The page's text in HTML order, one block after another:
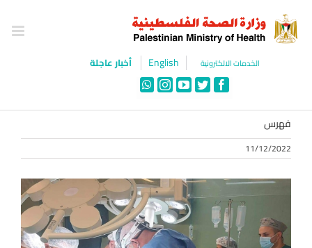
content
الخدمات الالكترونية English أخبار عاجلة
Facebook
Twitter
YouTube
Instagram
WhatsApp
فهرس
11/12/2022